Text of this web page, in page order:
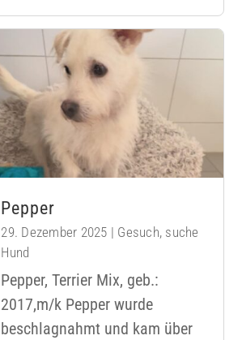
Pepper
29. Dezember 2025 | Gesuch, suche
Hund
Pepper, Terrier Mix, geb.:
2017,m/k Pepper wurde
beschlagnahmt und kam über